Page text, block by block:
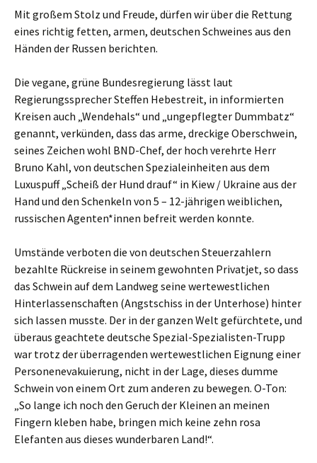
Mit großem Stolz und Freude, dürfen wir über die Rettung
eines richtig fetten, armen, deutschen Schweines aus den
Händen der Russen berichten.
Die vegane, grüne Bundesregierung lässt laut
Regierungssprecher Steffen Hebestreit, in informierten
Kreisen auch „Wendehals“ und „ungepflegter Dummbatz“
genannt, verkünden, dass das arme, dreckige Oberschwein,
seines Zeichen wohl BND-Chef, der hoch verehrte Herr
Bruno Kahl, von deutschen Spezialeinheiten aus dem
Luxuspuff „Scheiß der Hund drauf“ in Kiew / Ukraine aus der
Hand und den Schenkeln von 5 – 12-jährigen weiblichen,
russischen Agenten*innen befreit werden konnte.
Umstände verboten die von deutschen Steuerzahlern
bezahlte Rückreise in seinem gewohnten Privatjet, so dass
das Schwein auf dem Landweg seine wertewestlichen
Hinterlassenschaften (Angstschiss in der Unterhose) hinter
sich lassen musste. Der in der ganzen Welt gefürchtete, und
überaus geachtete deutsche Spezial-Spezialisten-Trupp
war trotz der überragenden wertewestlichen Eignung einer
Personenevakuierung, nicht in der Lage, dieses dumme
Schwein von einem Ort zum anderen zu bewegen. O-Ton:
„So lange ich noch den Geruch der Kleinen an meinen
Fingern kleben habe, bringen mich keine zehn rosa
Elefanten aus dieses wunderbaren Land!“.